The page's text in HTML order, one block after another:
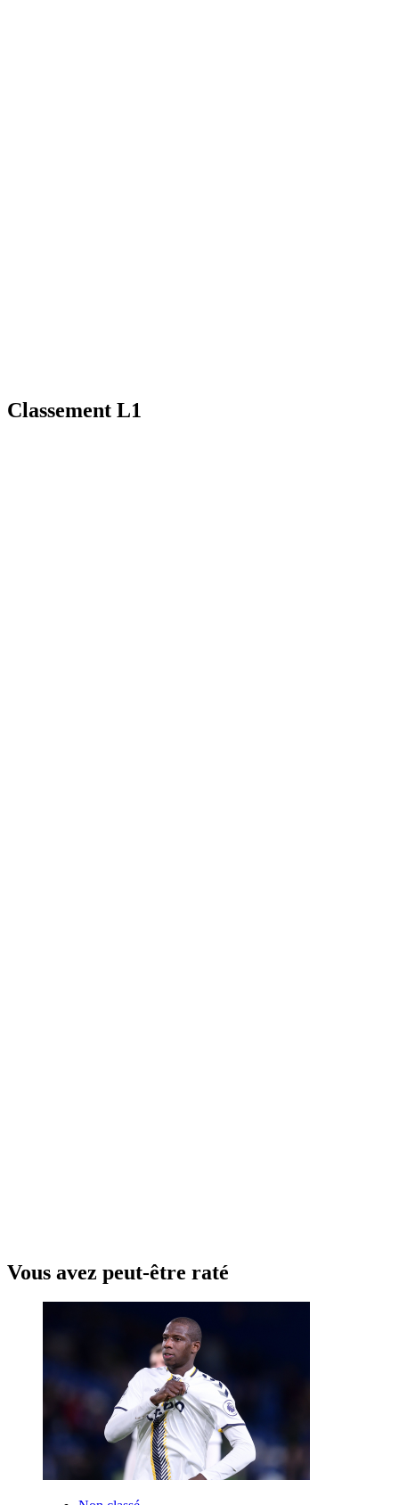
Classement L1
Vous avez peut-être raté